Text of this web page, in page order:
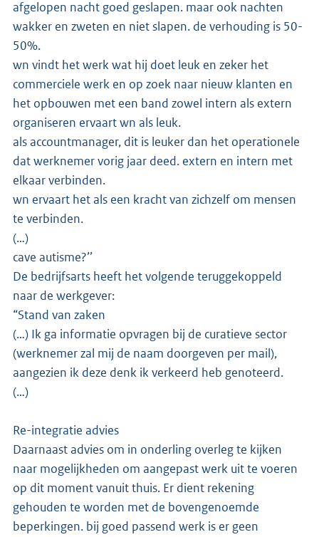
afgelopen nacht goed geslapen. maar ook nachten
wakker en zweten en niet slapen. de verhouding is 50-
50%.
wn vindt het werk wat hij doet leuk en zeker het
commerciele werk en op zoek naar nieuw klanten en
het opbouwen met een band zowel intern als extern
organiseren ervaart wn als leuk.
als accountmanager, dit is leuker dan het operationele
dat werknemer vorig jaar deed. extern en intern met
elkaar verbinden.
wn ervaart het als een kracht van zichzelf om mensen
te verbinden.
(…)
cave autisme?’’
De bedrijfsarts heeft het volgende teruggekoppeld
naar de werkgever:
“Stand van zaken
(…) Ik ga informatie opvragen bij de curatieve sector
(werknemer zal mij de naam doorgeven per mail),
aangezien ik deze denk ik verkeerd heb genoteerd.
(…)
Re-integratie advies
Daarnaast advies om in onderling overleg te kijken
naar mogelijkheden om aangepast werk uit te voeren
op dit moment vanuit thuis. Er dient rekening
gehouden te worden met de bovengenoemde
beperkingen. bij goed passend werk is er geen